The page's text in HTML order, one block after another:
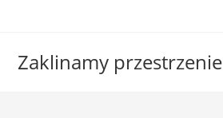
Zaklinamy przestrzenie